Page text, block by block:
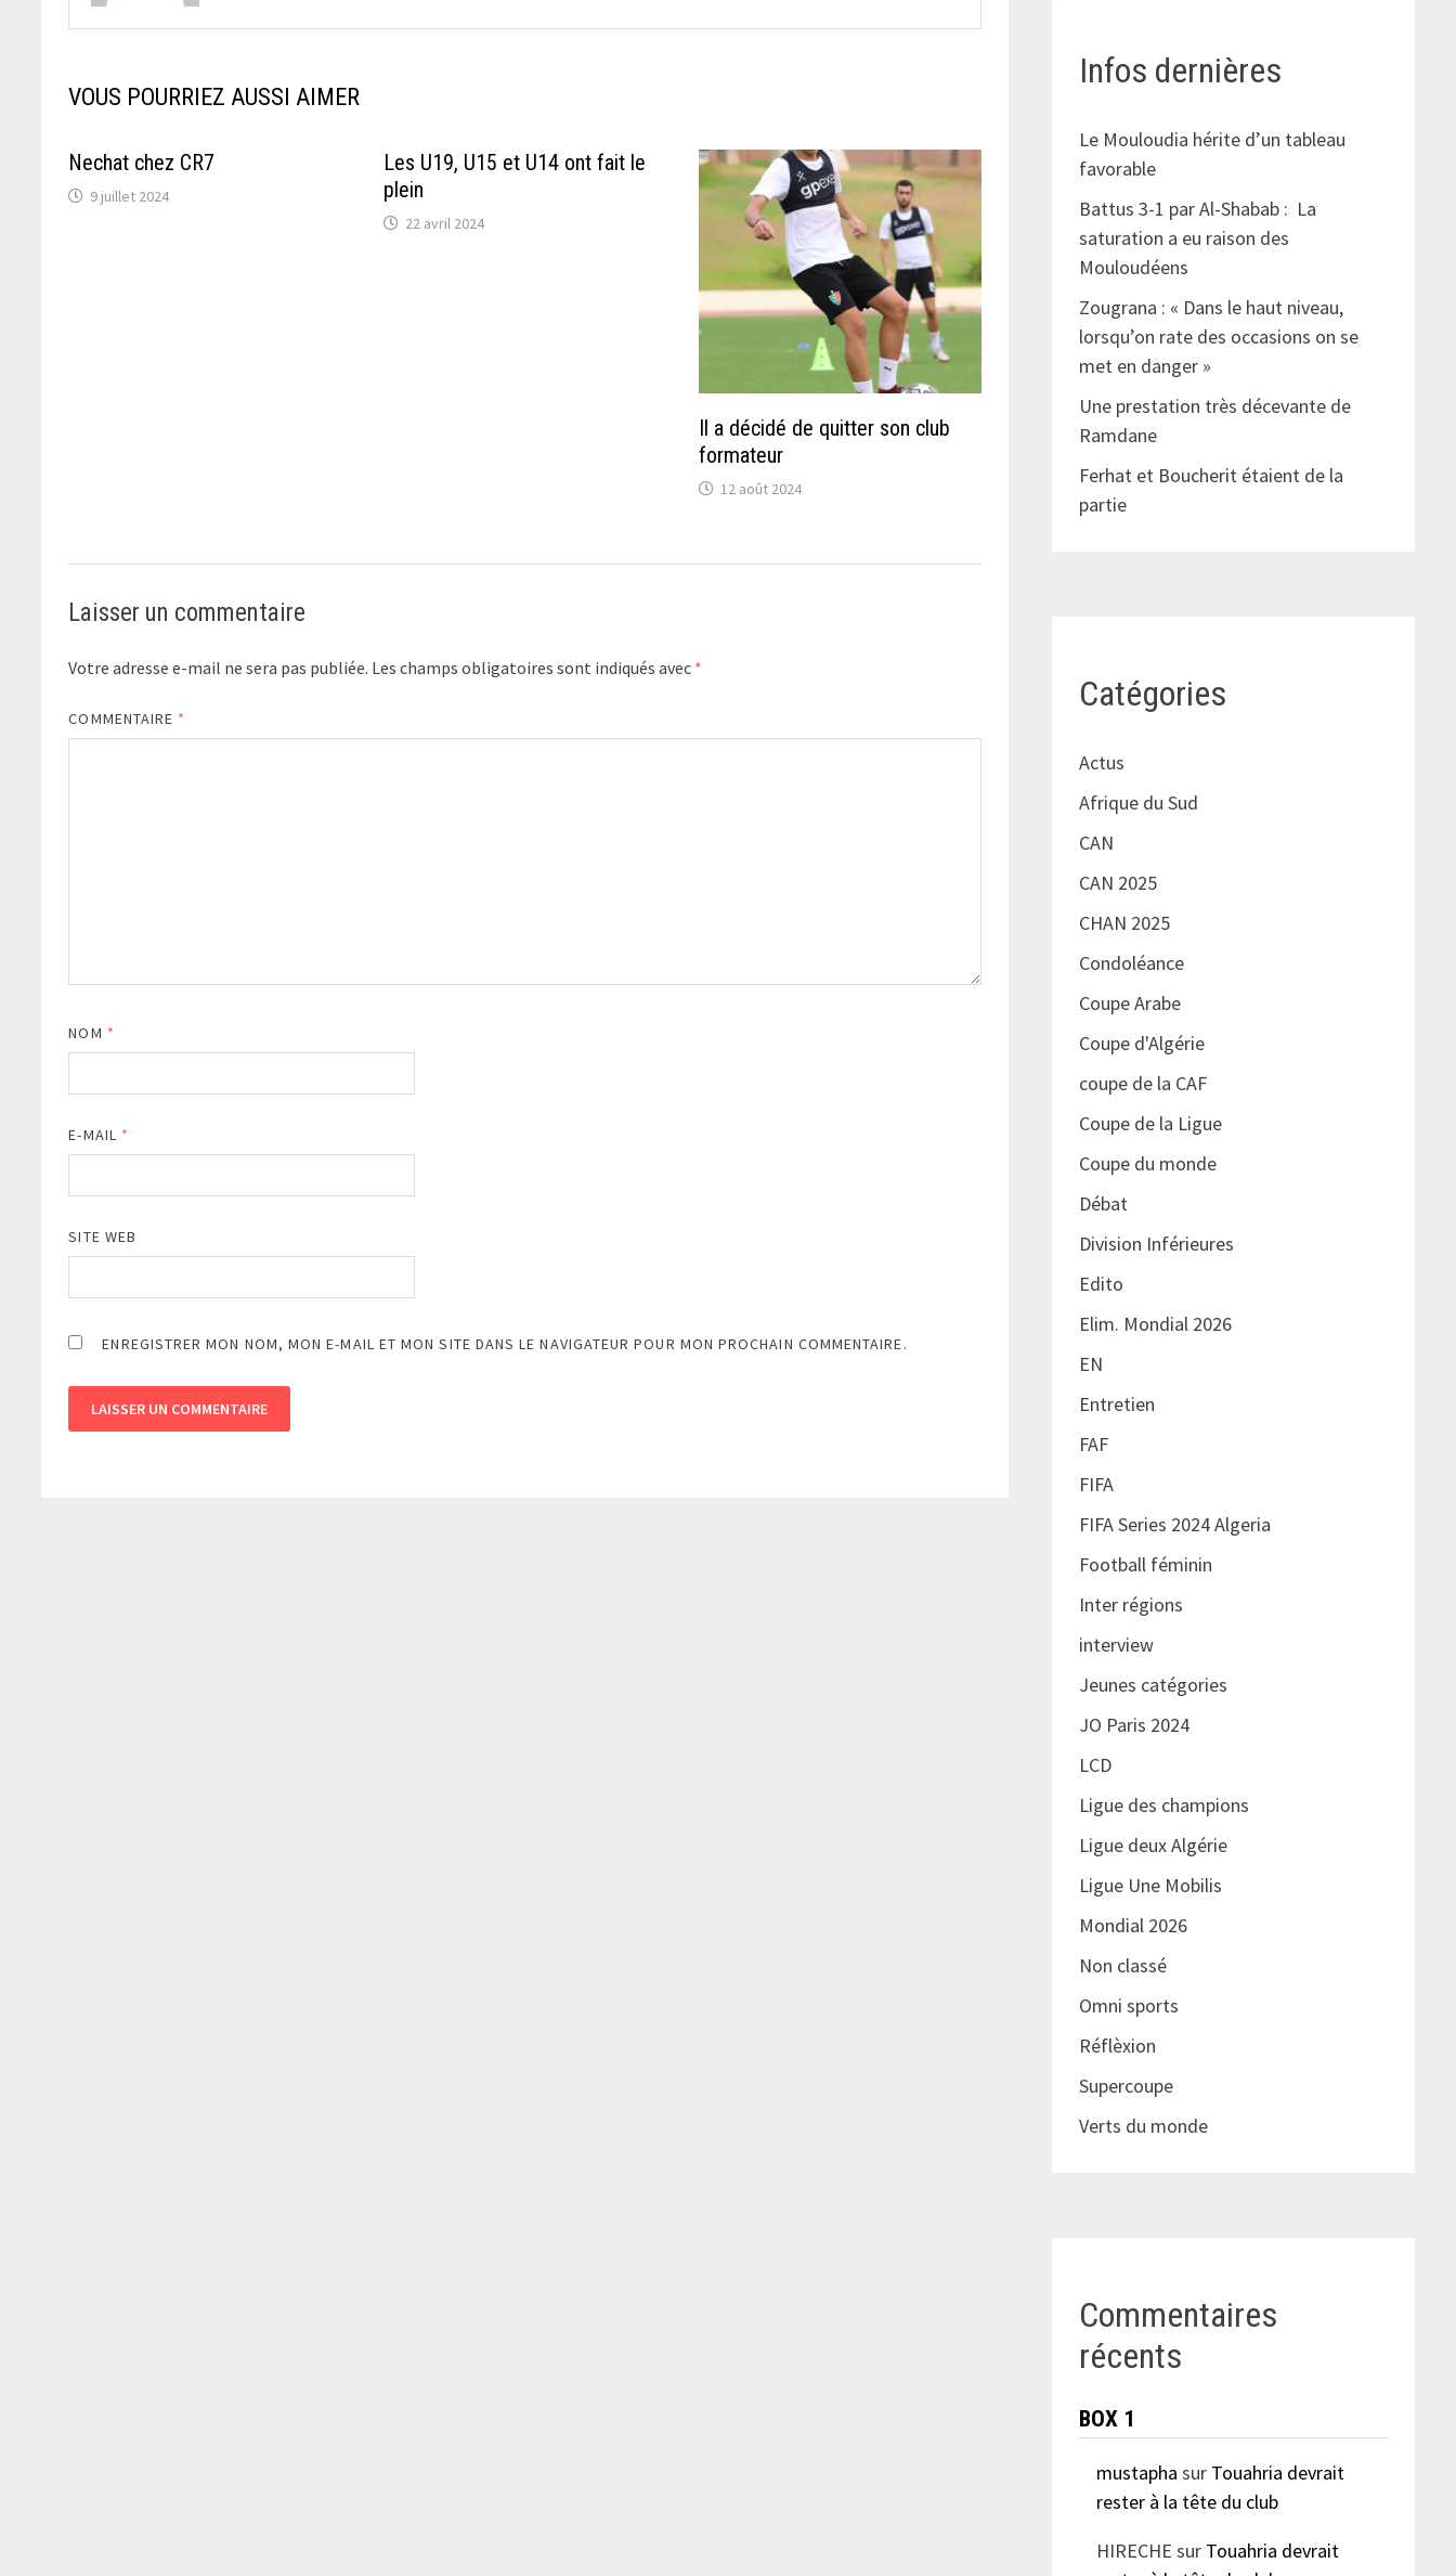
VOUS POURRIEZ AUSSI AIMER
Nechat chez CR7
9 juillet 2024
Les U19, U15 et U14 ont fait le
plein
22 avril 2024
Il a décidé de quitter son club
formateur
12 août 2024
Laisser un commentaire
Votre adresse e-mail ne sera pas publiée. Les champs obligatoires sont indiqués avec *
COMMENTAIRE *
NOM *
E-MAIL *
SITE WEB
ENREGISTRER MON NOM, MON E-MAIL ET MON SITE DANS LE NAVIGATEUR POUR MON PROCHAIN COMMENTAIRE.
Infos dernières
Le Mouloudia hérite d’un tableau
favorable
Battus 3-1 par Al-Shabab : La
saturation a eu raison des
Mouloudéens
Zougrana : « Dans le haut niveau,
lorsqu’on rate des occasions on se
met en danger »
Une prestation très décevante de
Ramdane
Ferhat et Boucherit étaient de la
partie
Catégories
Actus
Afrique du Sud
CAN
CAN 2025
CHAN 2025
Condoléance
Coupe Arabe
Coupe d'Algérie
coupe de la CAF
Coupe de la Ligue
Coupe du monde
Débat
Division Inférieures
Edito
Elim. Mondial 2026
EN
Entretien
FAF
FIFA
FIFA Series 2024 Algeria
Football féminin
Inter régions
interview
Jeunes catégories
JO Paris 2024
LCD
Ligue des champions
Ligue deux Algérie
Ligue Une Mobilis
Mondial 2026
Non classé
Omni sports
Réflèxion
Supercoupe
Verts du monde
Commentaires
récents
BOX 1
mustapha sur Touahria devrait
rester à la tête du club
HIRECHE sur Touahria devrait